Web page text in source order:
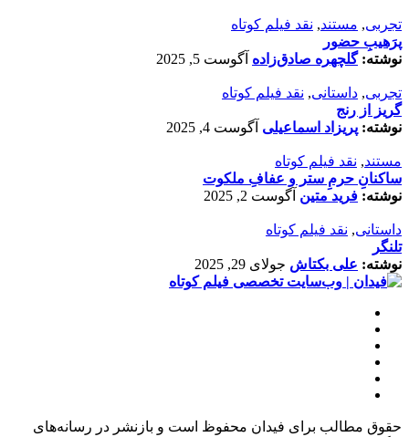
تجربی, مستند, نقد فیلم کوتاه
پرَهیب‌ِ حضور
نوشته:گلچهره صادق‌زاده آگوست 5, 2025
تجربی, داستانی, نقد فیلم کوتاه
گریز از رنج
نوشته: پریزاد اسماعیلی آگوست 4, 2025
مستند, نقد فیلم کوتاه
ساکنانِ حرمِ ستر و عفافِ ملکوت
نوشته: فرید متین آگوست 2, 2025
داستانی, نقد فیلم کوتاه
تلنگر
نوشته: علی بکتاش جولای 29, 2025
حقوق مطالب برای فیدان محفوظ است و بازنشر در رسانه‌های